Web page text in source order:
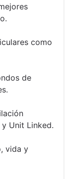
como
de
y Unit Linked.
vida y